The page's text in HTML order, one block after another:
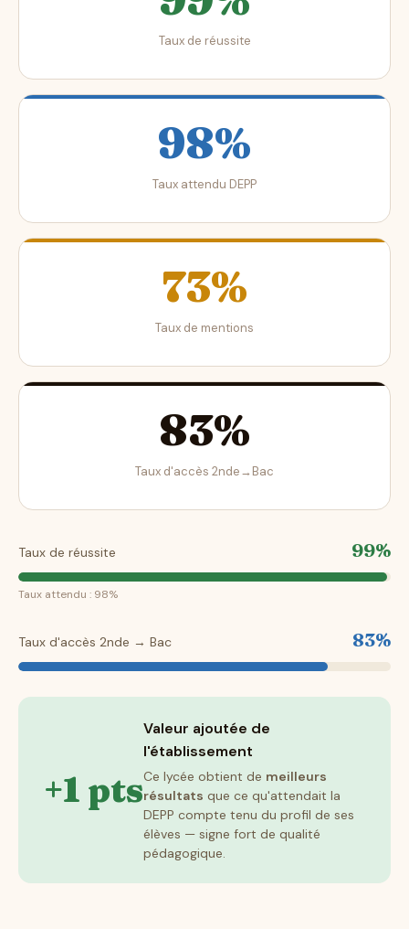
Taux de réussite
98%
Taux attendu DEPP
73%
Taux de mentions
83%
Taux d'accès 2nde→Bac
Taux de réussite 99%
Taux attendu : 98%
Taux d'accès 2nde → Bac 83%
+1 pts
Valeur ajoutée de
l'établissement
Ce lycée obtient de meilleurs
résultats que ce qu'attendait la
DEPP compte tenu du profil de ses
élèves — signe fort de qualité
pédagogique.